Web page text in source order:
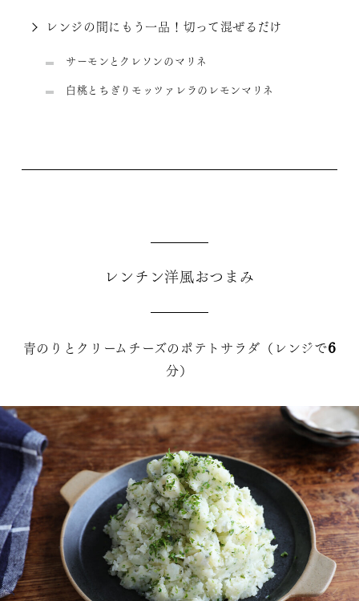
レンジの間にもう一品！切って混ぜるだけ
サーモンとクレソンのマリネ
白桃とちぎりモッツァレラのレモンマリネ
レンチン洋風おつまみ
青のりとクリームチーズのポテトサラダ（レンジで6
分）